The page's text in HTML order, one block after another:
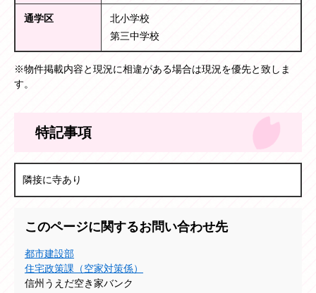
通学区
北小学校
第三中学校
※物件掲載内容と現況に相違がある場合は現況を優先と致しま
す。
特記事項
隣接に寺あり
このページに関するお問い合わせ先
都市建設部
住宅政策課（空家対策係）
信州うえだ空き家バンク